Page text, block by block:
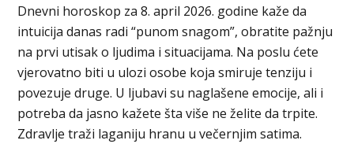
Dnevni horoskop za 8. april 2026. godine kaže da
intuicija danas radi “punom snagom”, obratite pažnju
na prvi utisak o ljudima i situacijama. Na poslu ćete
vjerovatno biti u ulozi osobe koja smiruje tenziju i
povezuje druge. U ljubavi su naglašene emocije, ali i
potreba da jasno kažete šta više ne želite da trpite.
Zdravlje traži laganiju hranu u večernjim satima.